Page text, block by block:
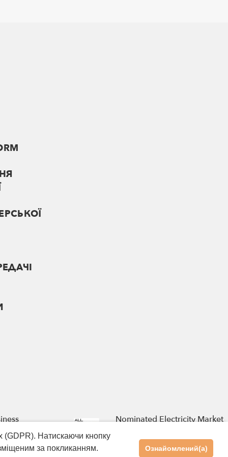
Nominated Electricity Market
(GDPR). Натискаючи кнопку
за покликанням.
Ознайомлений(а)